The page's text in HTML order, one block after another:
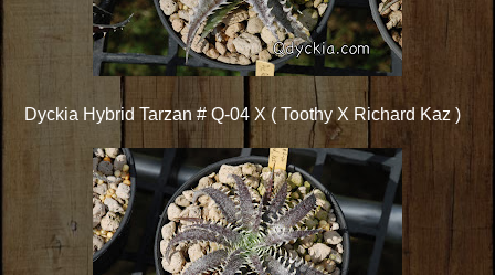
Dyckia Hybrid Tarzan # Q-04 X ( Toothy X Richard Kaz )